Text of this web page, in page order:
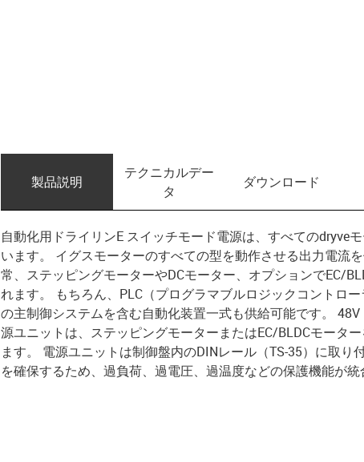
製品説明
テクニカルデー
タ
ダウンロード
自動化用ドライリンE スイッチモード電源は、すべてのdryve
います。 イグスモーターのすべての型を動作させる出力電流
常、ステッピングモーターやDCモーター、オプションでEC/
れます。 もちろん、PLC（プログラマブルロジックコントロ
の主制御システムを含む自動化装置一式も供給可能です。
源ユニットは、ステッピングモーターまたはEC/BLDCモータ
ます。 電源ユニットは制御盤内のDINレール（TS-35）に取り
を確保するため、過負荷、過電圧、過温度などの保護機能が統